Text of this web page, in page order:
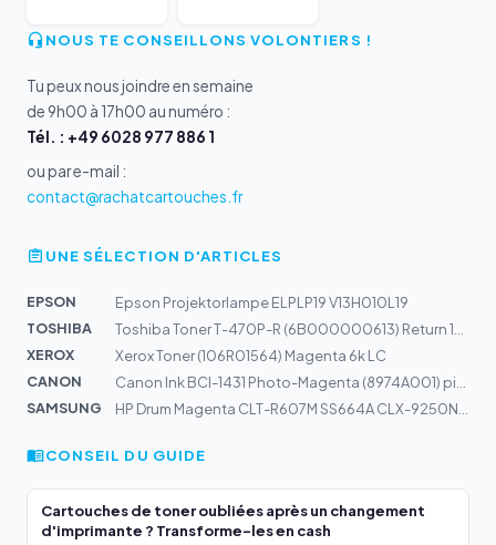
NOUS TE CONSEILLONS VOLONTIERS !
Tu peux nous joindre en semaine
de 9h00 à 17h00 au numéro :
Tél. : +49 6028 977 886 1
ou par e-mail :
contact@rachatcartouches.fr
UNE SÉLECTION D'ARTICLES
EPSON
Epson Projektorlampe ELPLP19 V13H010L19
TOSHIBA
XEROX
Xerox Toner (106R01564) Magenta 6k LC
CANON
SAMSUNG
CONSEIL DU GUIDE
Cartouches de toner oubliées après un changement
d'imprimante ? Transforme-les en cash